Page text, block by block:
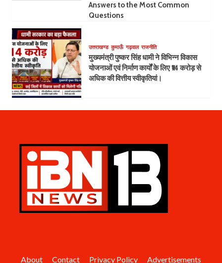
Answers to the Most Common
Questions
उत्तराखण्ड कुमाऊँ गढ़वाल राजनीति
मुख्यमंत्री पुष्कर सिंह धामी ने विभिन्न विकास
योजनाओं एवं निर्माण कार्यों के लिए ₹14 करोड़ से
अधिक की वित्तीय स्वीकृतियां।
About Contact Privacy Policy Advertisements